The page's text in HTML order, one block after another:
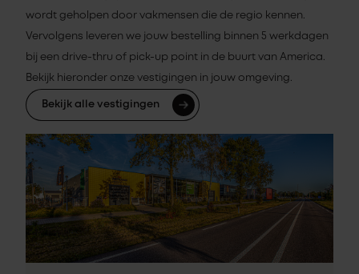
wordt geholpen door vakmensen die de regio kennen.
Vervolgens leveren we jouw bestelling binnen 5 werkdagen
bij een drive-thru of pick-up point in de buurt van America.
Bekijk hieronder onze vestigingen in jouw omgeving.
Bekijk alle vestigingen